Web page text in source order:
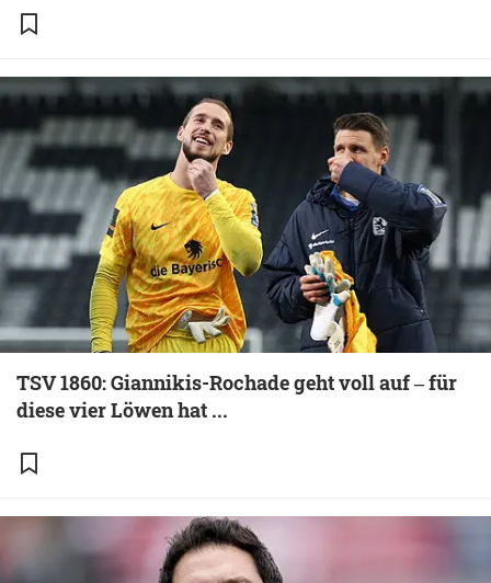
TSV 1860: Giannikis-Rochade geht voll auf ‒ für
diese vier Löwen hat ...